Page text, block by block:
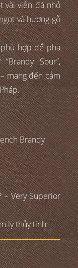
vài viên đá nhỏ
và hương gỗ
hợp để pha
Sour”,
mang đến cảm
Brandy
– Very Superior
ly thủy tinh